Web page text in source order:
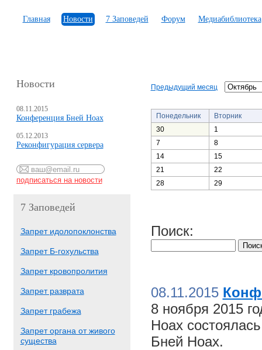
Главная Новости 7 Заповедей Форум Медиабиблиотека
Новости
08.11.2015
Конференция Бней Ноах
05.12.2013
Реконфигурация сервера
7 Заповедей
Запрет идолопоклонства
Запрет Б-гохульства
Запрет кровопролития
Запрет разврата
Запрет грабежа
Запрет органа от живого
существа
Предыдущий месяц
Понедельник
Вторник
30
1
7
8
14
15
21
22
28
29
Поиск:
08.11.2015
8 ноября 2015
Ноах
Бней Ноах.